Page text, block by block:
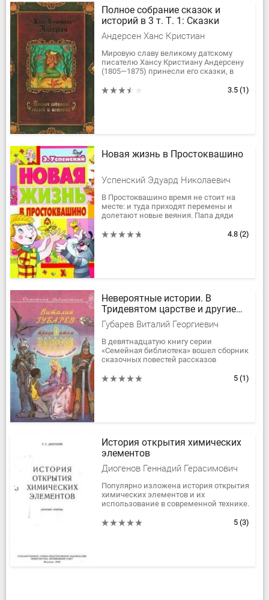
Полное собрание сказок и
историй в 3 т. Т. 1: Сказки
Андерсен Ханс Кристиан
Мировую славу великому датскому
писателю Хансу Кристиану Андерсену
(1805—1875) принесли его сказки, в
реализм, фантазия и юмор,...
3.5 (1)
Новая жизнь в Простоквашино
Успенский Эдуард Николаевич
В Простоквашино время не стоит на
месте: и туда приходят перемены и
долетают новые веяния. Папа дяди
купил почти новую, старую...
4.8 (2)
Невероятные истории. В
Тридевятом царстве и другие
сказочные повести
Губарев Виталий Георгиевич
В девятнадцатую книгу серии
«Семейная библиотека» вошел сборник
сказочных повестей рассказов
Губарева: Королевство кривых зеркал...
5 (1)
История открытия химических
элементов
Диогенов Геннадий Герасимович
Популярно изложена история открытия
химических элементов и их
использование в современной технике.
5 (3)